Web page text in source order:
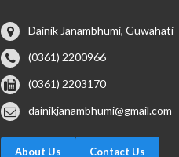
Dainik Janambhumi, Guwahati
(0361) 2200966
(0361) 2203170
dainikjanambhumi@gmail.com
About Us Contact Us